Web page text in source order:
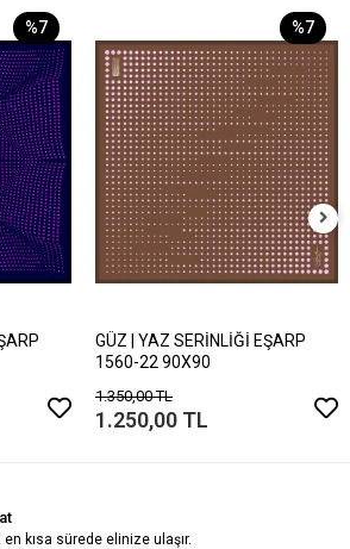
%7 %7
GÜZ | YAZ SERİNLİĞİ EŞARP
1560-22 90X90
1.350,00 TL
1.250,00 TL
kısa sürede elinize ulaşır.